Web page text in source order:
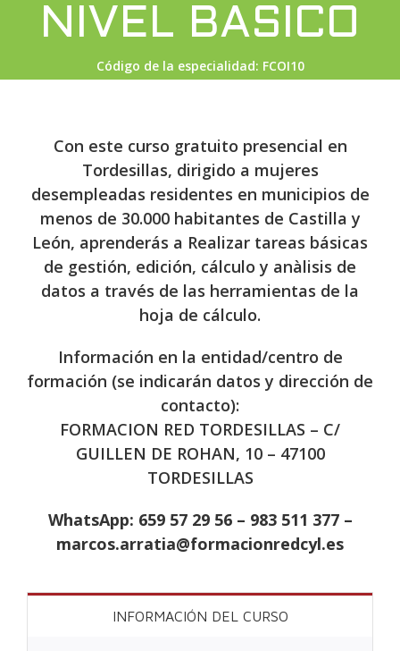
NIVEL BASICO
Código de la especialidad: FCOI10
Con este curso gratuito presencial en
Tordesillas, dirigido a mujeres
desempleadas residentes en municipios de
menos de 30.000 habitantes de Castilla y
León, aprenderás a Realizar tareas básicas
de gestión, edición, cálculo y anàlisis de
datos a través de las herramientas de la
hoja de cálculo.
Información en la entidad/centro de
formación (se indicarán datos y dirección de
contacto):
FORMACION RED TORDESILLAS – C/
GUILLEN DE ROHAN, 10 – 47100
TORDESILLAS
WhatsApp: 659 57 29 56 – 983 511 377 –
marcos.arratia@formacionredcyl.es
INFORMACIÓN DEL CURSO